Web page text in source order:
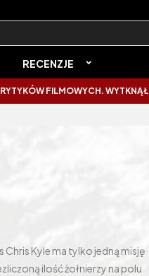
RECENZJE
WYTKNĄŁ IM
Chris Kyle ma tylko jedną misję
ilość żołnierzy na polu